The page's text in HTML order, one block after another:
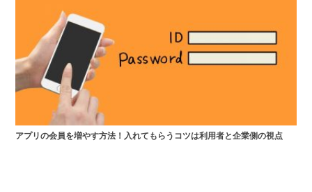
アプリの会員を増やす方法！入れてもらうコツは利用者と企業側の視点